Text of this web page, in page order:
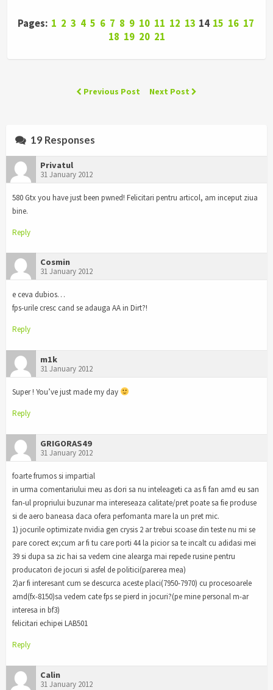
Pages: 1 2 3 4 5 6 7 8 9 10 11 12 13 14 15 16 17
18 19 20 21
Previous Post Next Post
19 Responses
Privatul
31 January 2012
580 Gtx you have just been pwned! Felicitari pentru articol, am inceput ziua
bine.
Reply
Cosmin
31 January 2012
e ceva dubios…
fps-urile cresc cand se adauga AA in Dirt?!
Reply
m1k
31 January 2012
Super ! You’ve just made my day
Reply
GRIGORAS49
31 January 2012
foarte frumos si impartial
in urma comentariului meu as dori sa nu inteleageti ca as fi fan amd eu san
fan-ul propriului buzunar ma intereseaza calitate/pret poate sa fie produse
si de aero baneasa daca ofera perfomanta mare la un pret mic.
1) jocurile optimizate nvidia gen crysis 2 ar trebui scoase din teste nu mi se
pare corect ex;cum ar fi tu care porti 44 la picior sa te incalt cu adidasi mei
39 si dupa sa zic hai sa vedem cine alearga mai repede rusine pentru
producatori de jocuri si asfel de politici(parerea mea)
2)ar fi interesant cum se descurca aceste placi(7950-7970) cu procesoarele
amd(fx-8150)sa vedem cate fps se pierd in jocuri?(pe mine personal m-ar
interesa in bf3)
felicitari echipei LAB501
Reply
Calin
31 January 2012